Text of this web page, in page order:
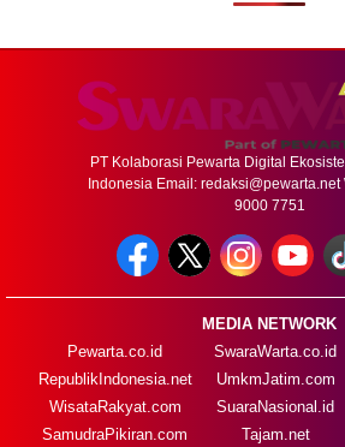
PT Kolaborasi Pewarta Digital
Indonesia Email: redaksi@pewarta.net
9000 7751
MEDIA NETWORK
Pewarta.co.id
RepublikIndonesia.net
WisataRakyat.com
SamudraPikiran.com
SwaraWarta.co.id
UmkmJatim.com
SuaraNasional.id
Tajam.net